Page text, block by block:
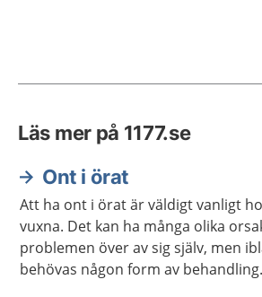
Läs mer på 1177.se
Ont i örat
Att ha ont i örat är väldigt vanligt
vuxna. Det kan ha många olika
problemen över av sig själv, men
behövas någon form av behandling.